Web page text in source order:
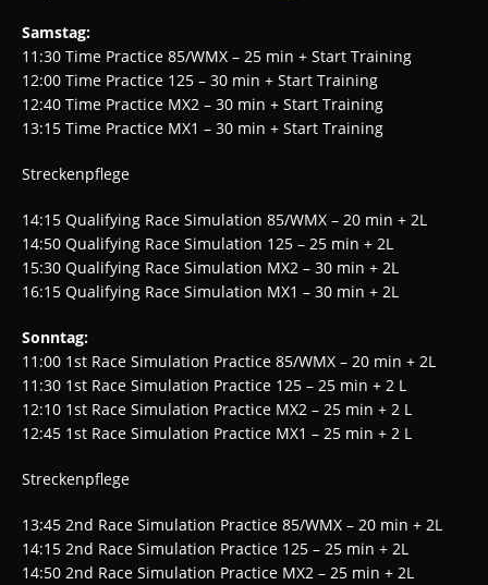
Samstag:
11:30 Time Practice 85/WMX – 25 min + Start Training
12:00 Time Practice 125 – 30 min + Start Training
12:40 Time Practice MX2 – 30 min + Start Training
13:15 Time Practice MX1 – 30 min + Start Training
Streckenpflege
14:15 Qualifying Race Simulation 85/WMX – 20 min + 2L
14:50 Qualifying Race Simulation 125 – 25 min + 2L
15:30 Qualifying Race Simulation MX2 – 30 min + 2L
16:15 Qualifying Race Simulation MX1 – 30 min + 2L
Sonntag:
11:00 1st Race Simulation Practice 85/WMX – 20 min + 2L
11:30 1st Race Simulation Practice 125 – 25 min + 2 L
12:10 1st Race Simulation Practice MX2 – 25 min + 2 L
12:45 1st Race Simulation Practice MX1 – 25 min + 2 L
Streckenpflege
13:45 2nd Race Simulation Practice 85/WMX – 20 min + 2L
14:15 2nd Race Simulation Practice 125 – 25 min + 2L
14:50 2nd Race Simulation Practice MX2 – 25 min + 2L